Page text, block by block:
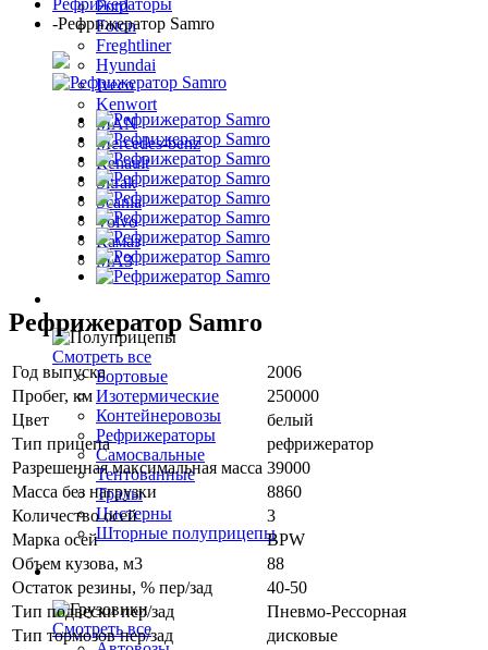
Ford
Foton
Freghtliner
Hyundai
Iveco
Kenwort
MAN
Mercedes-benz
Renault
Sitrak
Scania
Volvo
Камаз
МАЗ
Смотреть все
Бортовые
Изотермические
Контейнеровозы
Рефрижераторы
Самосвальные
Тентованные
Тралы
Цистерны
Шторные полуприцепы
Грузовики
Смотреть все
Рефрижераторы
-Рефрижератор Samro
Рефрижератор Samro
Год выпуска
2006
Пробег, км
250000
Цвет
белый
Тип прицепа
рефрижератор
Разрешенная максимальная масса 39000
Масса без нагрузки
8860
Количество осей
3
Марка осей
BPW
Объем кузова, м3
88
Остаток резины, % пер/зад
40-50
Тип подвески пер/зад
Пневмо-Рессорная
Тип тормозов пер/зад
дисковые